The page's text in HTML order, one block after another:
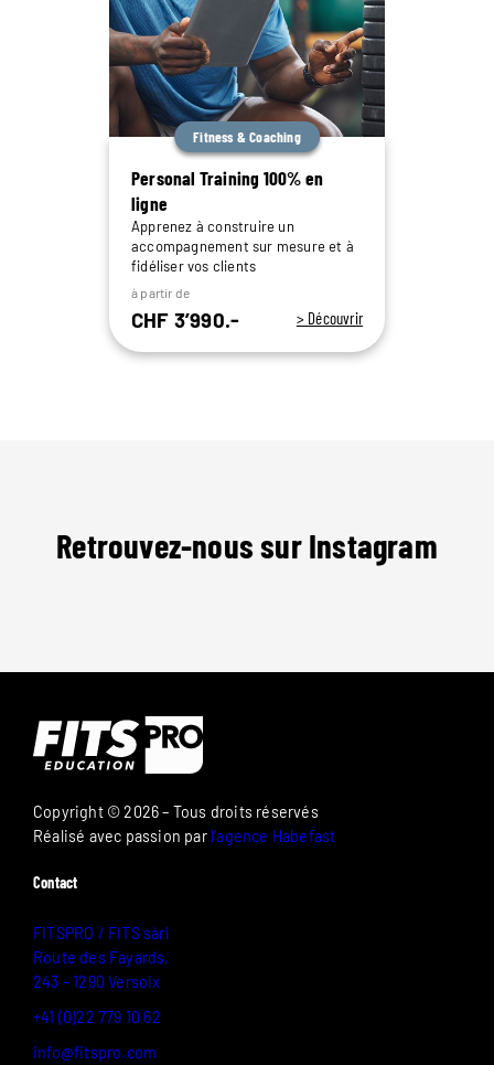
Fitness & Coaching
Personal Training 100% en
ligne
Apprenez à construire un
accompagnement sur mesure et à
fidéliser vos clients
à partir de
CHF 3’990.- > Découvrir
Retrouvez-nous sur Instagram
Copyright © 2026 – Tous droits réservés
Réalisé avec passion par l’agence Habefast
Contact
FITSPRO / FITS sàrl
Route des Fayards,
243 – 1290 Versoix
+41 (0)22 779 10 62
info@fitspro.com